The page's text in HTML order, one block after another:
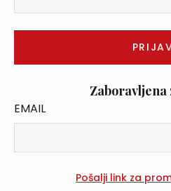
Zaboravljena
EMAIL